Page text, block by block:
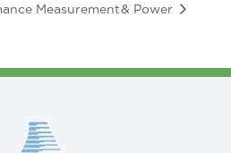
Measurement& Power